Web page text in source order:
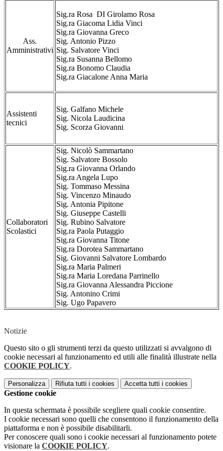
Ass.
Amministrativi
Sig.ra Rosa DI Girolamo Rosa
Sig.ra Giacoma Lidia Vinci
Sig.ra Giovanna Greco
Sig. Antonio Pizzo
Sig. Salvatore Vinci
Sig.ra Susanna Bellomo
Sig.ra Bonomo Claudia
Sig.ra Giacalone Anna Maria
Assistenti
tecnici
Sig. Galfano Michele
Sig. Nicola Laudicina
Sig. Scorza Giovanni
Collaboratori
Scolastici
Sig. Nicolò Sammartano
Sig. Salvatore Bossolo
Sig.ra Giovanna Orlando
Sig.ra Angela Lupo
Sig. Tommaso Messina
Sig. Vincenzo Minaudo
Sig. Antonia Pipitone
Sig. Giuseppe Castelli
Sig. Rubino Salvatore
Sig.ra Paola Putaggio
Sig.ra Giovanna Titone
Sig.ra Dorotea Sammartano
Sig. Giovanni Salvatore Lombardo
Sig.ra Maria Palmeri
Sig.ra Maria Loredana Parrinello
Sig.ra Giovanna Alessandra Piccione
Sig. Antonino Crimi
Sig. Ugo Papavero
Notizie
Questo sito o gli strumenti terzi da questo utilizzati si avvalgono di
cookie necessari al funzionamento ed utili alle finalità illustrate nella
COOKIE POLICY.
Personalizza Rifiuta tutti i cookies Accetta tutti i cookies
Gestione cookie
In questa schermata è possibile scegliere quali cookie consentire.
I cookie necessari sono quelli che consentono il funzionamento della
piattaforma e non è possibile disabilitarli.
Per conoscere quali sono i cookie necessari al funzionamento potete
visionare la COOKIE POLICY.